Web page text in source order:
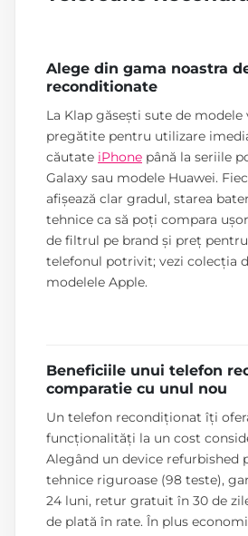
Alege din gama noastra
reconditionate
La Klap găsești sute de modele
pregătite pentru utilizare
căutate iPhone până la seriile
Galaxy sau modele Huawei.
afișează clar gradul, starea
tehnice ca să poți compara
de filtrul pe brand și preț
telefonul potrivit; vezi colecția
modelele Apple.
Beneficiile unui telefon
comparatie cu unul nou
Un telefon recondiționat îți
funcționalități la un cost
Alegând un device refurbished
tehnice riguroase (98 teste),
24 luni, retur gratuit în 30 de
de plată în rate. În plus